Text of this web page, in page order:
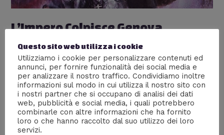
L’Impero Colpisce Genova
Lascia un commento /Cinema,Nerd World
Carbone
Siamo stati invitati alla mostra Guerre Stellari – Play.
Mentre montiamo il servizio video godetevi l’anteprima,
le immagini ufficiali e il comunicato stampa.
Questo sito web utilizza i cookie
Utilizziamo i cookie per personalizzare contenuti ed
annunci, per fornire funzionalità dei social media e
per analizzare il nostro traffico. Condividiamo inoltre
informazioni sul modo in cui utilizza il nostro sito con
i nostri partner che si occupano di analisi dei dati
web, pubblicità e social media, i quali potrebbero
combinarle con altre informazioni che ha fornito
loro o che hanno raccolto dal suo utilizzo dei loro
servizi.